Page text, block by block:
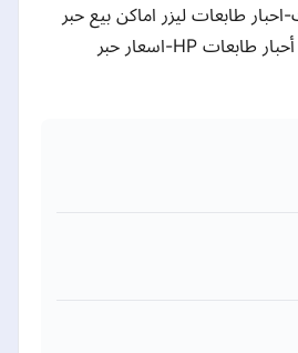
احبار طابعات ليزر اماكن بيع حبر
طابعة HP-شركات بيع أحبار طابعات HP-اسعار حبر